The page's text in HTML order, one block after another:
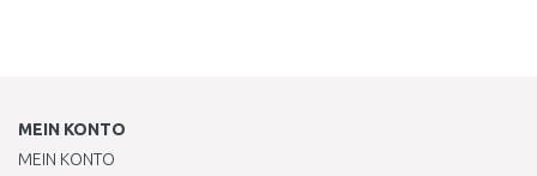
MEIN KONTO
MEIN KONTO